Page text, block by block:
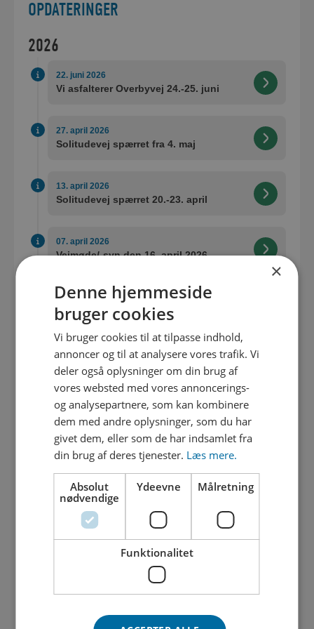
OPDATERINGER
2026
22. juni 2026
Vi asfalterer Overbyvej 24.-25. juni
27. april 2026
Solitudevej spærret fra 4. maj
13. april 2026
Solitudevej spærret 20.-23. april
07. april 2026
Vejmøde/-syn den 16. april 2026
2025
03. december 2025
Vi åbner for to spor på Fredericiavej i
uge 50
29. oktober 2025
Status på delvis spærring af
Fredericiavej
06. oktober 2025
Delvis spærring af Fredericiavej og
lysregulering
Fyraftensmøde d. 2. september 2025
×
Denne hjemmeside
bruger cookies
Vi bruger cookies til at tilpasse indhold,
annoncer og til at analysere vores trafik. Vi
deler også oplysninger om din brug af
vores websted med vores annoncerings-
og analysepartnere, som kan kombinere
dem med andre oplysninger, som du har
givet dem, eller som de har indsamlet fra
din brug af deres tjenester. Læs mere.
Absolut
nødvendige
Ydeevne Målretning
Funktionalitet